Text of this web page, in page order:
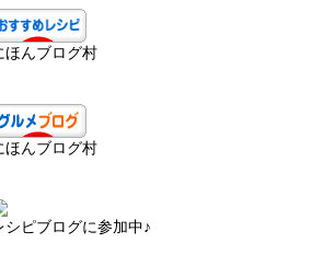
ほんブログ村
ほんブログ村
シピブログに参加中♪